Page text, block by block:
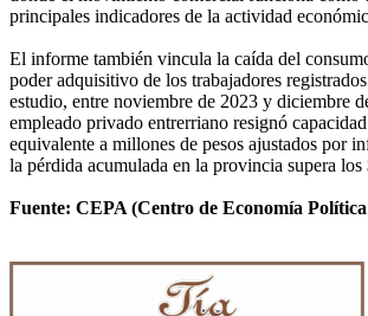
principales indicadores de la actividad
El informe también vincula la caída del
poder adquisitivo de los trabajadores
estudio, entre noviembre de 2023 y diciembre
empleado privado entrerriano resignó
equivalente a millones de pesos ajustados por
la pérdida acumulada en la provincia supera
Fuente: CEPA (Centro de Economía